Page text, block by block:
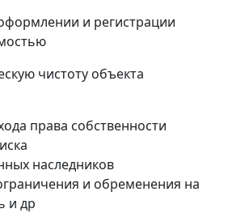
и регистрации
чистоту объекта
права собственности
наследников
и обременения на
и др